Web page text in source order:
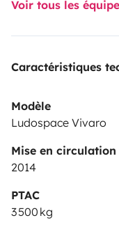
Voir tous les
Caractéristiques
Modèle
Ludospace Vivaro
Mise en circulation
2014
PTAC
3 500 kg